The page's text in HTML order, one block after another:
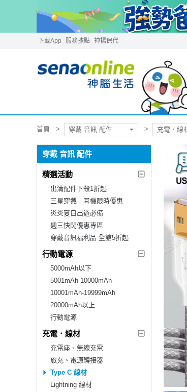
下載App 服務據點 神揚保代
首頁 穿戴 音訊 配件 充電．線
穿戴 音訊 配件
精選活動
出清配件下殺1折起
三星穿戴｜耳機限時優惠
炎炎夏日出遊必備
週三快閃優惠專區
穿戴音訊福利品 全館5折起
行動電源
5000mAh以下
5001mAh-10000mAh
10001mAh-19999mAh
20000mAh以上
行動電源
充電．線材
充電座、無線充電
旅充、電源轉接器
Type C 線材
Lightning 線材